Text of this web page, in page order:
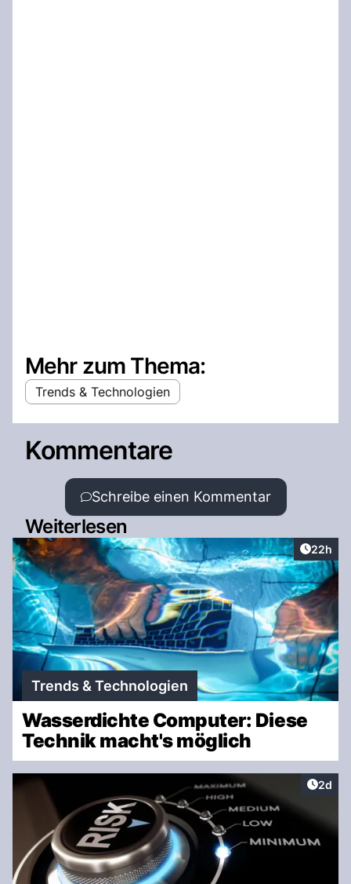
Mehr zum Thema:
Trends & Technologien
Kommentare
Schreibe einen Kommentar
Weiterlesen
Artikel
22h
Trends & Technologien
Wasserdichte Computer: Diese
Technik macht's möglich
2d